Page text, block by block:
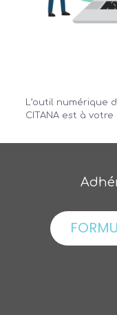
L’outil numérique
CITANA est à